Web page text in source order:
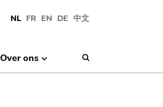
NL FR EN DE 中文
Over ons